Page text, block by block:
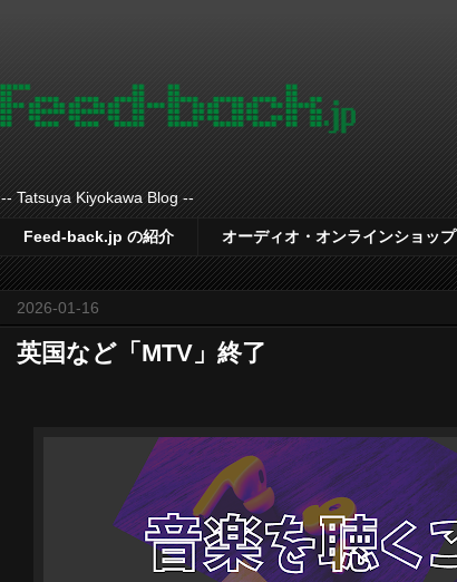
-- Tatsuya Kiyokawa Blog --
Feed-back.jp の紹介 オーディオ・オンラインショップ
2026-01-16
英国など「MTV」終了